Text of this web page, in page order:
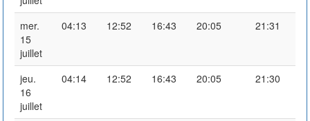
mer.
15
juillet
04:13 12:52 16:43 20:05 21:31
jeu.
16
juillet
04:14 12:52 16:43 20:05 21:30